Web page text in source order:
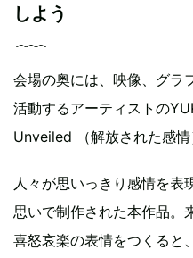
しよう
会場の奥には、映像、グラ
活動するアーティストの
Unveiled （解放された感情
人々が思いっきり感情を表
思いで制作された本作品。
喜怒哀楽の表情をつくると